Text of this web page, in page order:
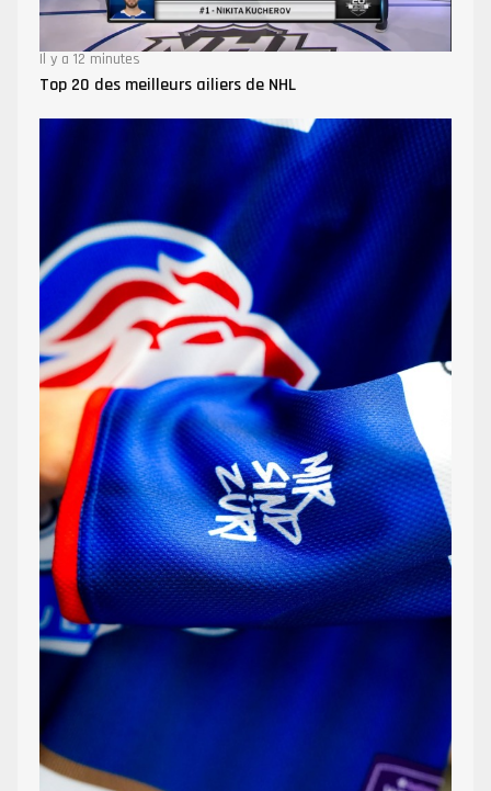
Il y a 12 minutes
Top 20 des meilleurs ailiers de NHL